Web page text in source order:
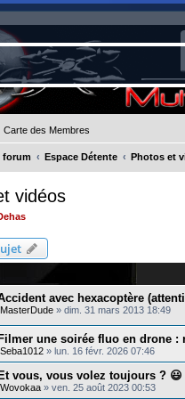
Carte des Membres
forum Espace Détente Photos et
vidéos
avec hexacoptère
MasterDude » dim. 31 mars 2013 18:49
Filmer une soirée fluo en drone :
Seba1012 » lun. 16 févr. 2026 07:46
Et vous, vous volez toujours ? 😃
Wovokaa » ven. 25 août 2023 00:53